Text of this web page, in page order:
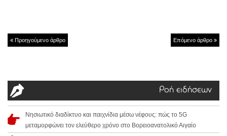
Προηγούμενο άρθρο Επόμενο άρθρο
Ροή ειδήσεων
Νησιωτικό διαδίκτυο και παιχνίδια μέσω νέφους: πώς το 5G
μεταμορφώνει τον ελεύθερο χρόνο στο Βορειοανατολικό Αιγαίο